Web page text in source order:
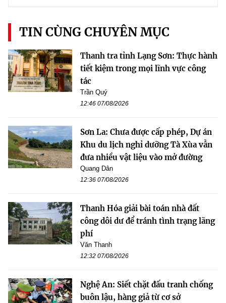
TIN CÙNG CHUYÊN MỤC
Thanh tra tỉnh Lạng Sơn: Thực hành
tiết kiệm trong mọi lĩnh vực công
tác
Trần Quý
12:46 07/08/2026
Sơn La: Chưa được cấp phép, Dự án
Khu du lịch nghỉ dưỡng Tà Xùa vẫn
đưa nhiều vật liệu vào mở đường
Quang Dân
12:36 07/08/2026
Thanh Hóa giải bài toán nhà đất
công dôi dư để tránh tình trạng lãng
phí
Văn Thanh
12:32 07/08/2026
Nghệ An: Siết chặt đấu tranh chống
buôn lậu, hàng giả từ cơ sở